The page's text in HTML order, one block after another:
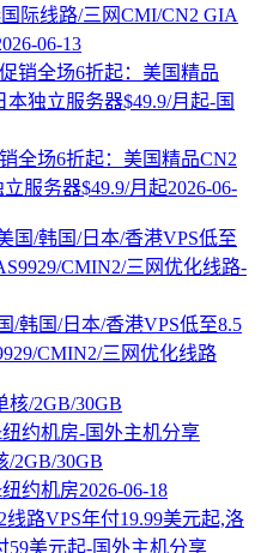
际线路/三网CMI/CN2 GIA
06-13
全场6折起：美国精品CN2
服务器$49.9/月起2026-06-
/韩国/日本/香港VPS低至8.5
CMIN2/三网优化线路
/2GB/30GB
约机房2026-06-18